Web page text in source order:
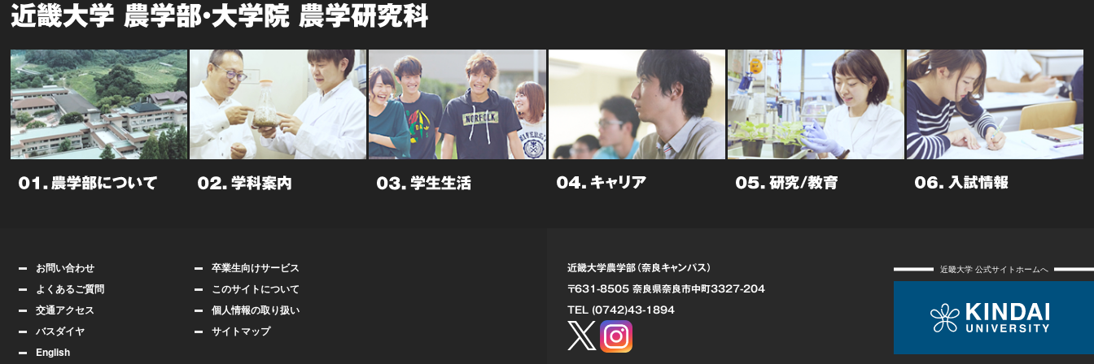
近畿大学 農学部・大学院 農学研究科
お問い合わせ
よくあるご質問
交通アクセス
バスダイヤ
English
卒業生向けサービス
このサイトについて
個人情報の取り扱い
サイトマップ
近畿大学農学部（奈良キャンパス）
〒631-8505 奈良県奈良市中町3327-204
TEL (0742)43-1894
近畿大学 公式サイトホームへ